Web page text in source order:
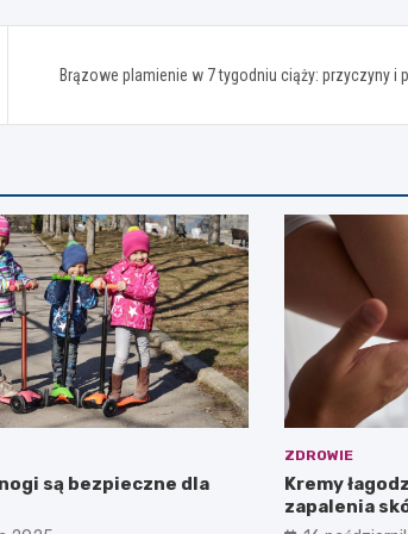
Brązowe plamienie w 7 tygodniu ciąży: przyczyny i
są bezpieczne dla
ZDROWIE
Kremy
zapalenia